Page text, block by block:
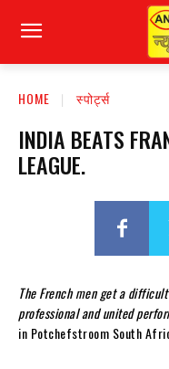
HOME स्पोर्ट्स
INDIA BEATS
LEAGUE.
The French men get a
professional and united
in Potchefstroom South